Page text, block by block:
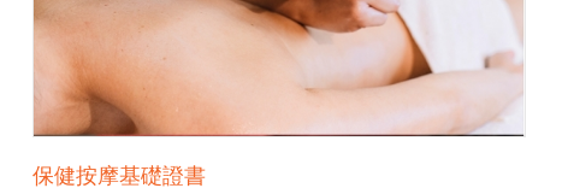
保健按摩基礎證書